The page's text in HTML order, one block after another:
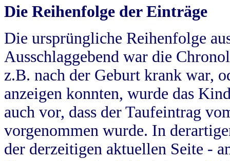
Die Reihenfolge der Einträge
Die ursprüngliche Reihenfolge
Ausschlaggebend war die
z.B. nach der Geburt krank war,
anzeigen konnten, wurde das
auch vor, dass der Taufeintrag
vorgenommen wurde. In
der derzeitigen aktuellen Seite -